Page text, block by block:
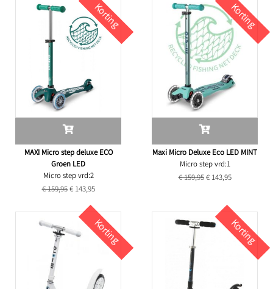
Korting
MAXI Micro step deluxe ECO
Groen LED
Micro step vrd:2
€ 159,95€ 143,95
Korting
Maxi Micro Deluxe Eco LED MINT
Micro step vrd:1
€ 159,95€ 143,95
Korting Korting